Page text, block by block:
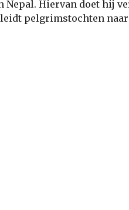
Hiervan doet hij
pelgrimstochten